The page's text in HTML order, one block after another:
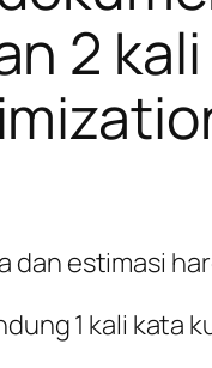
2
dan estimasi
1 kali kata